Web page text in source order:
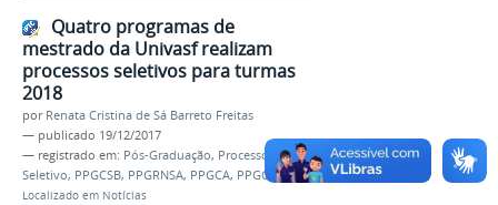
Quatro programas de
mestrado da Univasf realizam
processos seletivos para turmas
2018
por Renata Cristina de Sá Barreto Freitas
— publicado 19/12/2017
— registrado em: Pós-Graduação, Processo
Seletivo, PPGCSB, PPGRNSA, PPGCA, PPGCVS
Localizado em Notícias